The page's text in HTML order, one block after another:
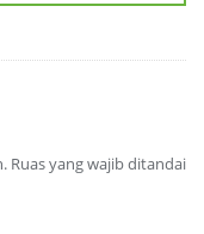
Ruas yang wajib ditandai